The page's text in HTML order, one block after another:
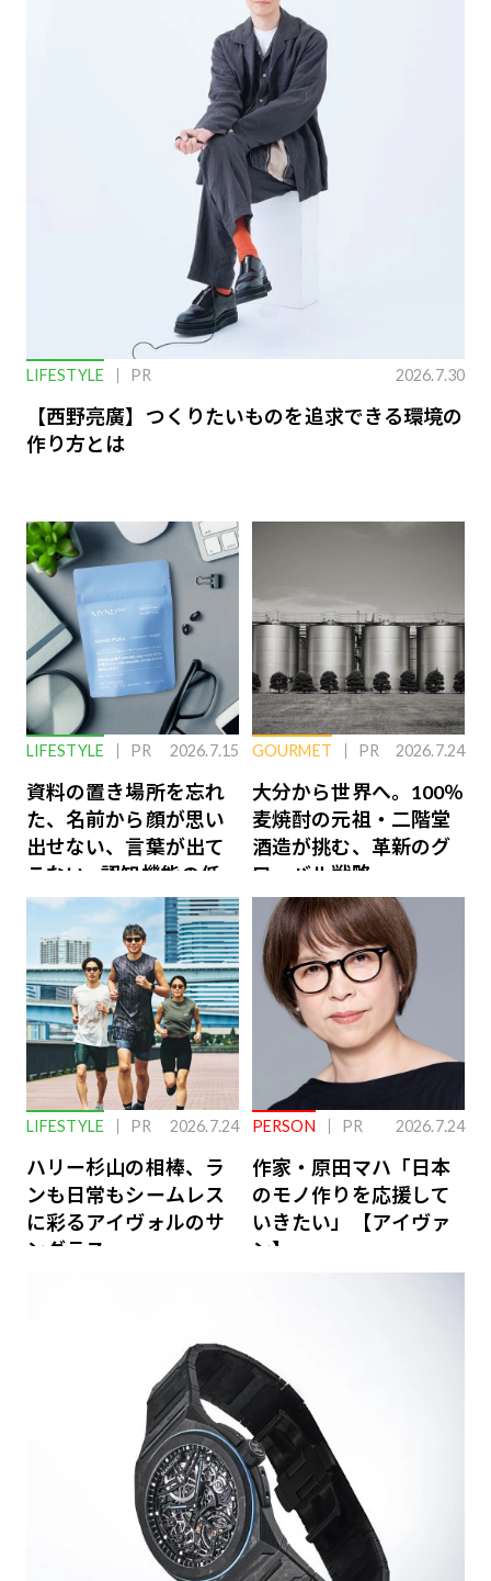
LIFESTYLE PR 2026.7.30
【西野亮廣】つくりたいものを追求できる環境の
作り方とは
LIFESTYLE PR 2026.7.15
資料の置き場所を忘れ
た、名前から顔が思い
出せない、言葉が出て
こない…認知機能の低
下を救う、脳のインナ
ーケアとは
GOURMET PR 2026.7.24
大分から世界へ。100％
麦焼酎の元祖・二階堂
酒造が挑む、革新のグ
ローバル戦略
LIFESTYLE PR 2026.7.24
ハリー杉山の相棒、ラ
ンも日常もシームレス
に彩るアイヴォルのサ
ングラス
PERSON PR 2026.7.24
作家・原田マハ「日本
のモノ作りを応援して
いきたい」【アイヴァ
ン】